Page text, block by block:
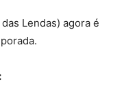
Lendas) agora é